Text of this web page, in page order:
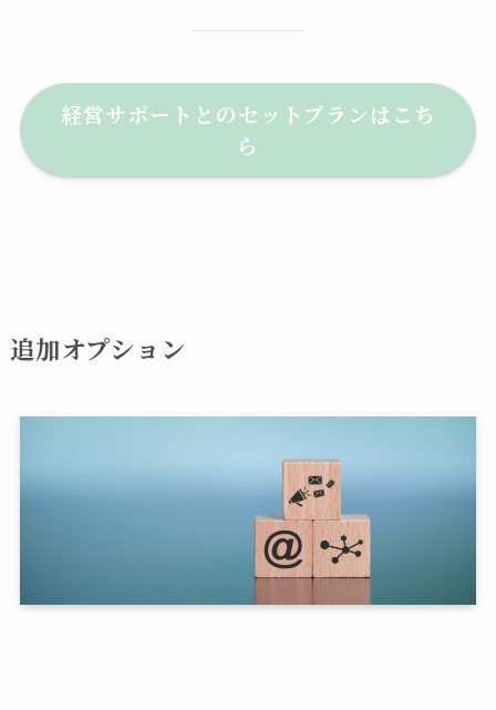
経営サポートとのセットプランはこち
ら
追加オプション